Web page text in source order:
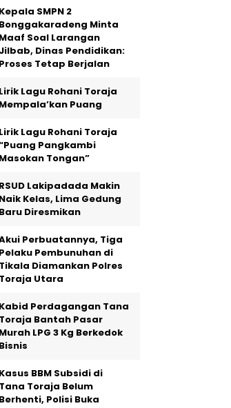
Kepala SMPN 2
Bonggakaradeng Minta
Maaf Soal Larangan
Jilbab, Dinas Pendidikan:
Proses Tetap Berjalan
Lirik Lagu Rohani Toraja
Mempala’kan Puang
Lirik Lagu Rohani Toraja
Pangkambi
Masokan Tongan”
RSUD Lakipadada Makin
Naik Kelas, Lima Gedung
Baru Diresmikan
Perbuatannya, Tiga
Pelaku Pembunuhan di
Tikala Diamankan Polres
Toraja Utara
Kabid Perdagangan Tana
Toraja Bantah Pasar
Murah LPG 3 Kg Berkedok
Bisnis
Kasus BBM Subsidi di
Tana Toraja Belum
Berhenti, Polisi Buka